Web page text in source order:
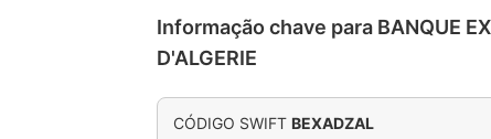
Informação chave para BANQUE
D'ALGERIE
CÓDIGO SWIFT BEXADZAL